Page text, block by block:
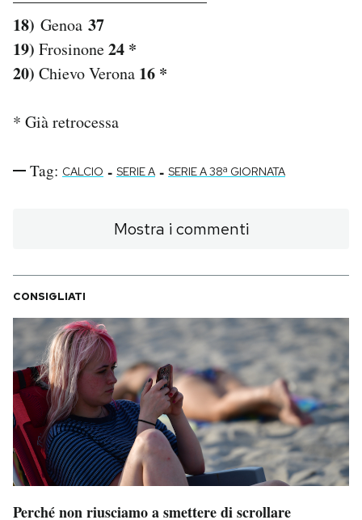
18) Genoa 37
19) Frosinone24 *
20) Chievo Verona 16 *
* Già retrocessa
Tag: CALCIO - SERIE A - SERIE A 38ª GIORNATA
Mostra i commenti
CONSIGLIATI
Perché non riusciamo a smettere di scrollare